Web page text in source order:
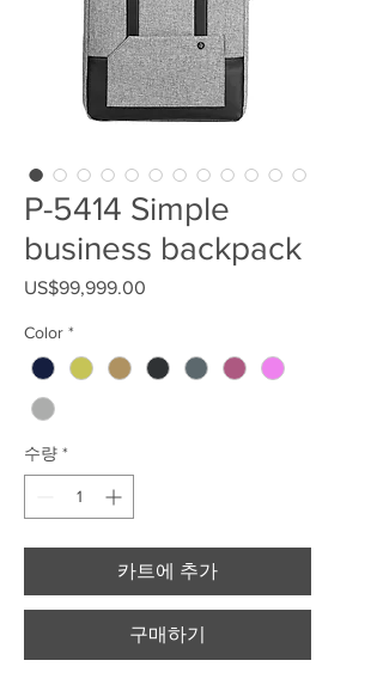
P-5414 Simple
business backpack
US$99,999.00
Color *
수량 *
카트에 추가
구매하기